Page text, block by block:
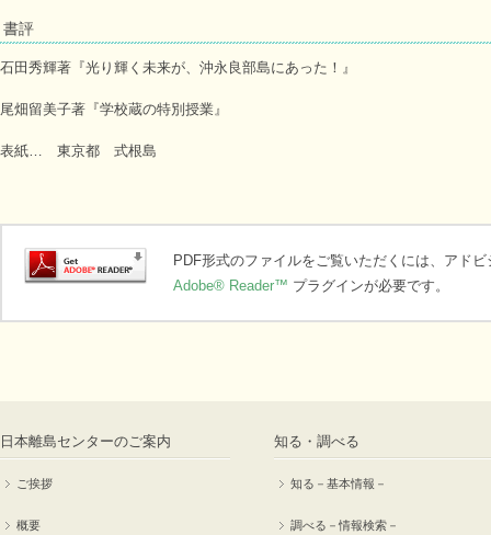
書評
石田秀輝著『光り輝く未来が、沖永良部島にあった！』
尾畑留美子著『学校蔵の特別授業』
表紙… 東京都 式根島
PDF形式のファイルをご覧いただくには、アド
Adobe® Reader™ プラグインが必要です。
日本離島センターのご案内
ご挨拶
概要
知る・調べる
知る－基本情報－
調べる－情報検索－